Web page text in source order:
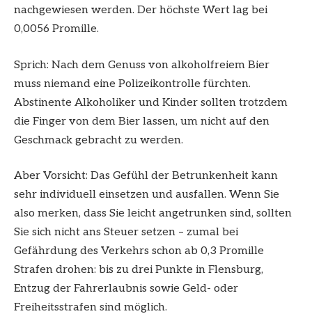
nachgewiesen werden. Der höchste Wert lag bei
0,0056 Promille.
Sprich: Nach dem Genuss von alkoholfreiem Bier
muss niemand eine Polizeikontrolle fürchten.
Abstinente Alkoholiker und Kinder sollten trotzdem
die Finger von dem Bier lassen, um nicht auf den
Geschmack gebracht zu werden.
Aber Vorsicht: Das Gefühl der Betrunkenheit kann
sehr individuell einsetzen und ausfallen. Wenn Sie
also merken, dass Sie leicht angetrunken sind, sollten
Sie sich nicht ans Steuer setzen – zumal bei
Gefährdung des Verkehrs schon ab 0,3 Promille
Strafen drohen: bis zu drei Punkte in Flensburg,
Entzug der Fahrerlaubnis sowie Geld- oder
Freiheitsstrafen sind möglich.